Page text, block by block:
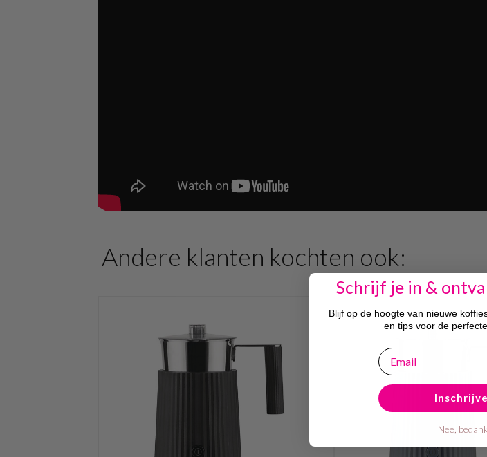
Andere klanten kochten ook:
Schrijf je in &
Blijf op de hoogte van nieuwe
en tips voor de
email
Nee,